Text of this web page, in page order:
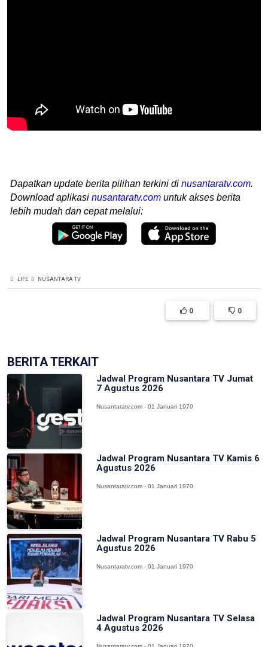
Dapatkan update berita pilihan terkini di nusantaratv.com.
Download aplikasi nusantaratv.com untuk akses berita
lebih mudah dan cepat melalui:
LIFE NUSANTARA TV
0 0
BERITA TERKAIT
Jadwal Program Nusantara TV Jumat
7 Agustus 2026
Nusantaratv.com - 01 Januari 1970
Jadwal Program Nusantara TV Kamis 6
Agustus 2026
Nusantaratv.com - 01 Januari 1970
Jadwal Program Nusantara TV Rabu 5
Agustus 2026
Nusantaratv.com - 01 Januari 1970
Jadwal Program Nusantara TV Selasa
4 Agustus 2026